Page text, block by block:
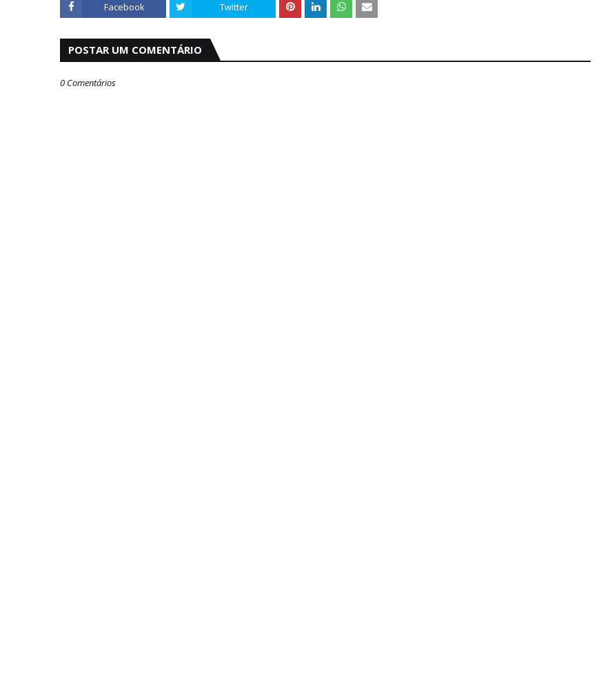
Facebook Twitter
POSTAR UM COMENTÁRIO
0 Comentários